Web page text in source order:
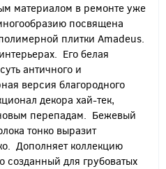
материалом в ремонте уже
посвящена
плитки Amadeus.
Его белая
античного и
версия благородного
декора хай-тек,
перепадам. Бежевый
тонко выразит
Дополняет коллекцию
созданный для грубоватых